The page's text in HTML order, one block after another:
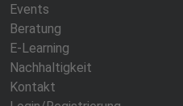
Events
Beratung
E-Learning
Nachhaltigkeit
Kontakt